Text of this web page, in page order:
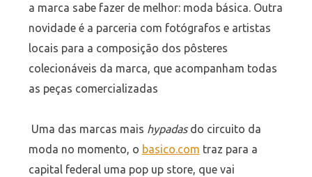
a marca sabe fazer de melhor: moda básica. Outra
novidade é a parceria com fotógrafos e artistas
locais para a composição dos pôsteres
colecionáveis da marca, que acompanham todas
as peças comercializadas
Uma das marcas mais hypadasdo circuito da
moda no momento, o basico.com traz para a
capital federal uma pop up store, que vai